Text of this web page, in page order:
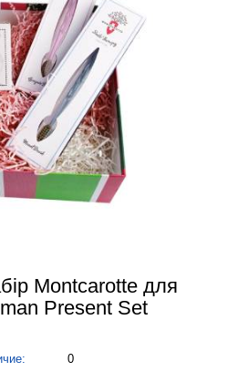
Montcarotte для
Present Set
0